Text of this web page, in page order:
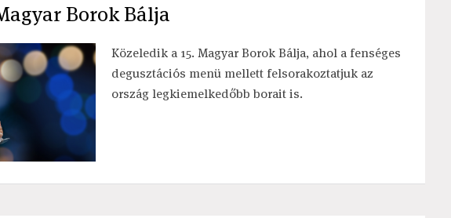
Borok Bálja
Közeledik a 15. Magyar Borok Bálja, ahol a fenséges
degusztációs menü mellett felsorakoztatjuk az
ország legkiemelkedőbb borait is.